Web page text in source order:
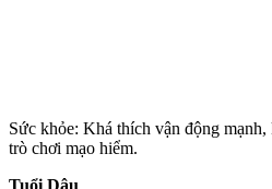
Sức khỏe: Khá thích vận động
trò chơi mạo hiểm.
Tuổi Dậu